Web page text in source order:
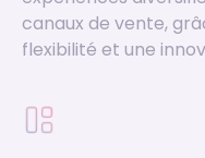
canaux de vente,
flexibilité et une